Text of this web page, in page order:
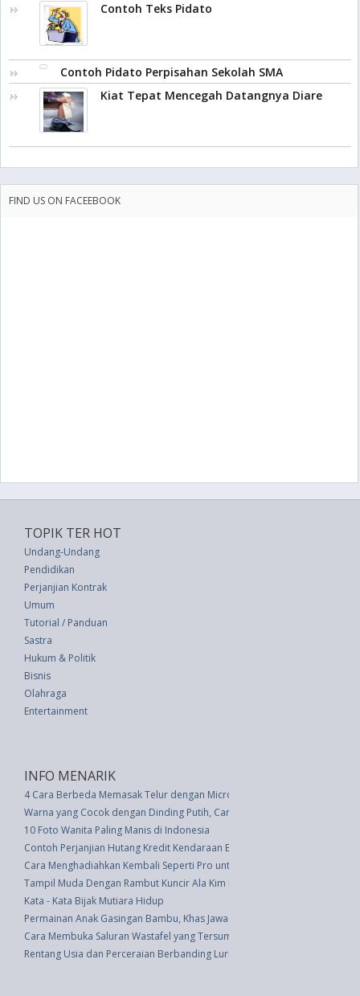
Contoh Teks Pidato
Contoh Pidato Perpisahan Sekolah SMA
Kiat Tepat Mencegah Datangnya Diare
FIND US ON FACEEBOOK
TOPIK TER HOT
Undang-Undang
Pendidikan
Perjanjian Kontrak
Umum
Tutorial / Panduan
Sastra
Hukum & Politik
Bisnis
Olahraga
Entertainment
INFO MENARIK
4 Cara Berbeda Memasak Telur dengan Microwave
Warna yang Cocok dengan Dinding Putih, Cara Menghias dengan Warna
10 Foto Wanita Paling Manis di Indonesia
Contoh Perjanjian Hutang Kredit Kendaraan Bermotor
Cara Menghadiahkan Kembali Seperti Pro untuk Menghemat Uang
Tampil Muda Dengan Rambut Kuncir Ala Kim Kadarshian
Kata - Kata Bijak Mutiara Hidup
Permainan Anak Gasingan Bambu, Khas Jawa Tengah
Cara Membuka Saluran Wastafel yang Tersumbat�6 Cara Berbeda
Rentang Usia dan Perceraian Berbanding Lurus dalam Hubungan